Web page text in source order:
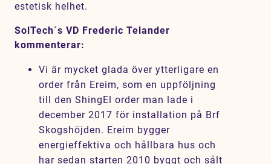
estetisk helhet.
SolTech´s VD Frederic Telander
kommenterar:
Vi är mycket glada över ytterligare en
order från Ereim, som en uppföljning
till den ShingEl order man lade i
december 2017 för installation på Brf
Skogshöjden. Ereim bygger
energieffektiva och hållbara hus och
har sedan starten 2010 byggt och sålt